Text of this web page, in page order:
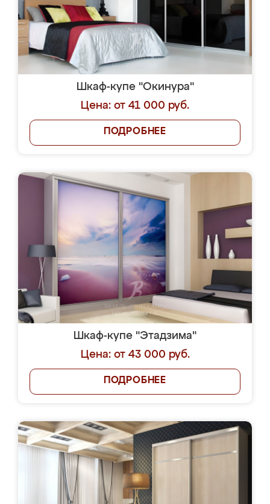
Шкаф-купе "Окинура"
Цена: от 41 000 руб.
ПОДРОБНЕЕ
Шкаф-купе "Этадзима"
Цена: от 43 000 руб.
ПОДРОБНЕЕ